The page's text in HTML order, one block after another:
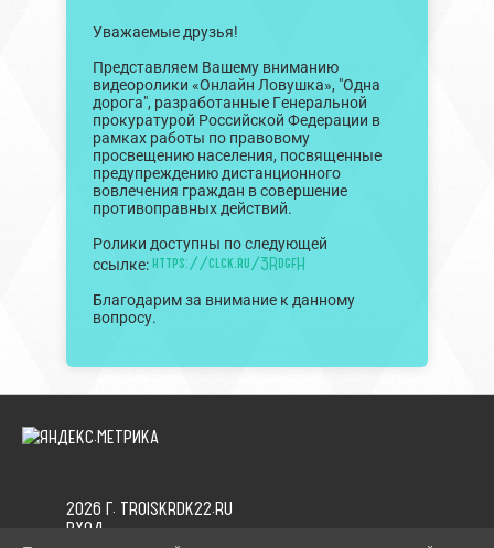
Уважаемые друзья!
Представляем Вашему вниманию
видеоролики «Онлайн Ловушка», "Одна
дорога", разработанные Генеральной
прокуратурой Российской Федерации в
рамках работы по правовому
просвещению населения, посвященные
предупреждению дистанционного
вовлечения граждан в совершение
противоправных действий.
Ролики доступны по следующей
ссылке: https://clck.ru/3RdgfH
Благодарим за внимание к данному
вопросу.
2026 Г. TROISKRDK22.RU
ВХОД